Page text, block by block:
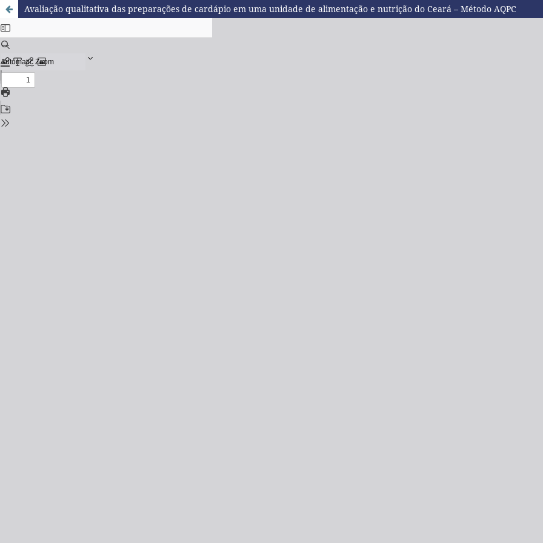
Avaliação qualitativa das preparações de cardápio em uma unidade de alimentação e nutrição do Ceará – Método AQPC